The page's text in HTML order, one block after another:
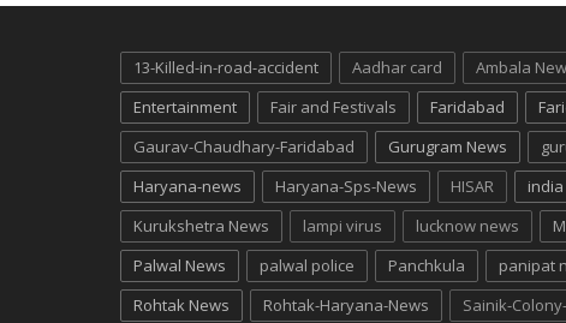
13-Killed-in-road-accident Aadhar card Ambala
Entertainment
Fair and Festivals Faridabad
Gaurav-Chaudhary-Faridabad
Gurugram News
Haryana-news
Haryana-Sps-News HISAR india
Kurukshetra News
lampi virus lucknow news
Palwal News
palwal police Panchkula panipat
Rohtak News
Rohtak-Haryana-News Sainik-